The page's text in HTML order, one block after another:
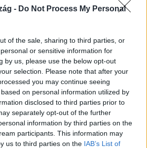
- Do Not Process My Personal
of the sale, sharing to third parties, or
or sensitive information for
by us, please use the below opt-out
selection. Please note that after your
you may continue seeing
on personal information utilized by
disclosed to third parties prior to
separately opt-out of the further
information by third parties on the
participants. This information may
us to third parties on the IAB’s List of
találatokban!